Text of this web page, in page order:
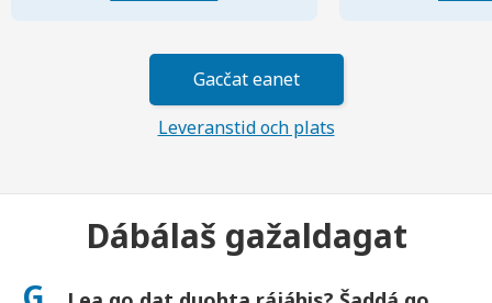
Gacčat eanet
Leveranstid och plats
Dábálaš gažaldagat